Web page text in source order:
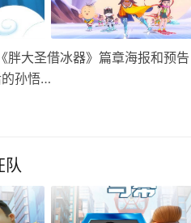
大圣借冰器》篇章海报和预
的孙悟…
队